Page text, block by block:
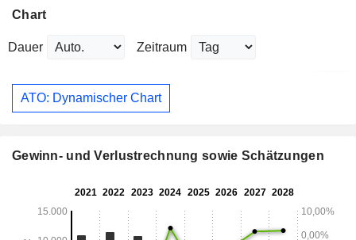
Chart
Dauer Zeitraum
ATO: Dynamischer Chart
Gewinn- und Verlustrechnung sowie Schätzungen